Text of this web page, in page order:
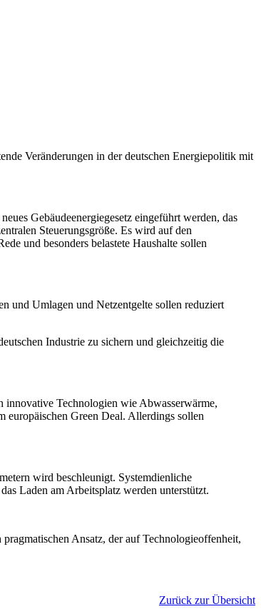
Veränderungen in der deutschen Energiepolitik mit
Gebäudeenergiegesetz eingeführt werden, das
Steuerungsgröße. Es wird auf den
und besonders belastete Haushalte sollen
und Umlagen und Netzentgelte sollen reduziert
Industrie zu sichern und gleichzeitig die
innovative Technologien wie Abwasserwärme,
Green Deal. Allerdings sollen
wird beschleunigt. Systemdienliche
Laden am Arbeitsplatz werden unterstützt.
Ansatz, der auf Technologieoffenheit,
Zurück zur Übersicht